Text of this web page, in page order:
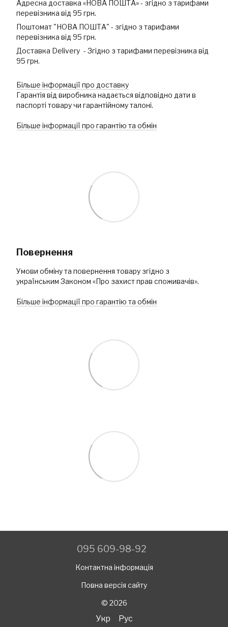
Адресна доставка «НОВА ПОШТА» - згідно з тарифами
перевізника від 95 грн.
Поштомат "НОВА ПОШТА" - згідно з тарифами
перевізника від 95 грн.
Доставка Delivery - Згідно з тарифами перевізника від
95 грн.
Більше інформації про доставку
Гарантія від виробника надається відповідно дати в
паспорті товару чи гарантійному талоні.
Більше інформації про гарантію та обмін
Повернення
Умови обміну та повернення товару згідно з
українським Законом «Про захист прав споживачів».
Більше інформації про гарантію та обмін
095 609-98-92
Контактна інформація
Повна версія сайту
© 2026
Укр Рус